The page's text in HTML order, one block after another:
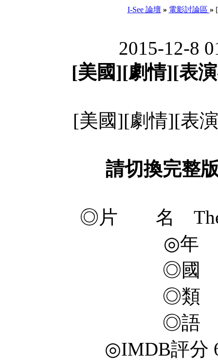
I-See 論壇 » 電影討論區 »
2015-12-8
[美國][劇情][表
[美國][劇情][表
請切換完整
◎片 名 The
◎年
◎國
◎類
◎語
◎IMDB評分